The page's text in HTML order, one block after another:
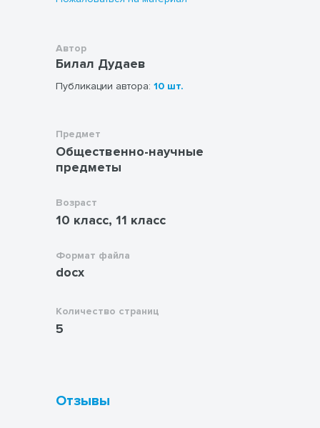
Автор
Билал Дудаев
Публикации автора: 10 шт.
Предмет
Общественно-научные
предметы
Возраст
10 класс, 11 класс
Формат файла
docx
Количество страниц
5
Отзывы